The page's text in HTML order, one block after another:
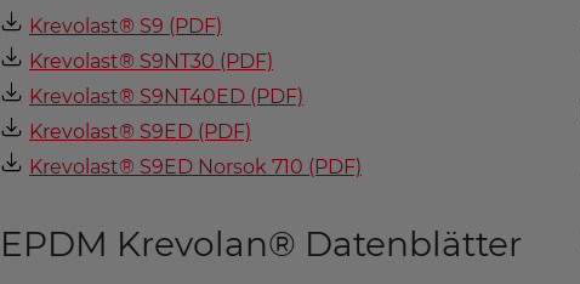
Krevolast® S9 (PDF)
Krevolast® S9NT30 (PDF)
Krevolast® S9NT40ED (PDF)
Krevolast® S9ED (PDF)
Krevolast® S9ED Norsok 710 (PDF)
EPDM Krevolan® Datenblätter